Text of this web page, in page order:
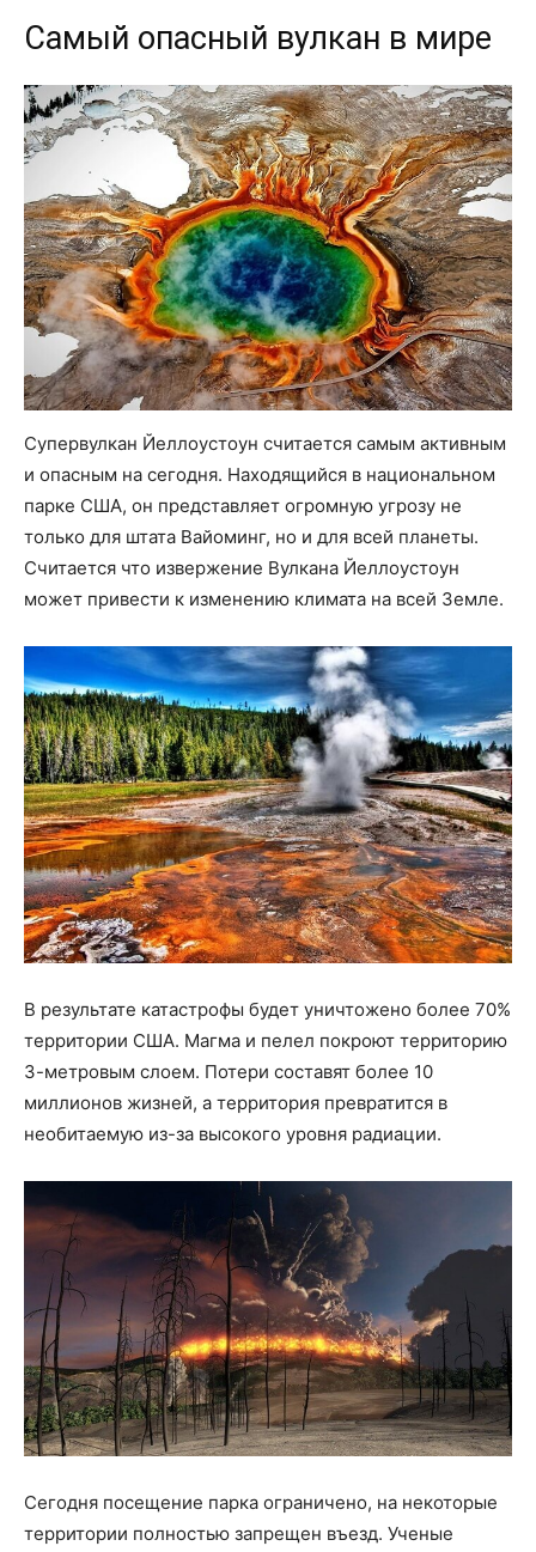
Самый опасный вулкан в мире
Супервулкан Йеллоустоун считается самым активным
и опасным на сегодня. Находящийся в национальном
парке США, он представляет огромную угрозу не
только для штата Вайоминг, но и для всей планеты.
Считается что извержение Вулкана Йеллоустоун
может привести к изменению климата на всей Земле.
В результате катастрофы будет уничтожено более 70%
территории США. Магма и пелел покроют территорию
3-метровым слоем. Потери составят более 10
миллионов жизней, а территория превратится в
необитаемую из-за высокого уровня радиации.
Сегодня посещение парка ограничено, на некоторые
территории полностью запрещен въезд. Ученые